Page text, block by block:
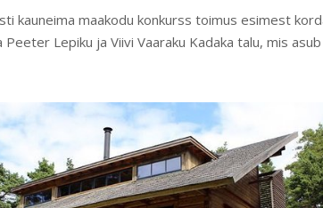
kauneima maakodu konkurss toimus esimest
Lepiku ja Viivi Vaaraku Kadaka talu, mis